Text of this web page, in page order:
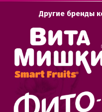
Другие бренды